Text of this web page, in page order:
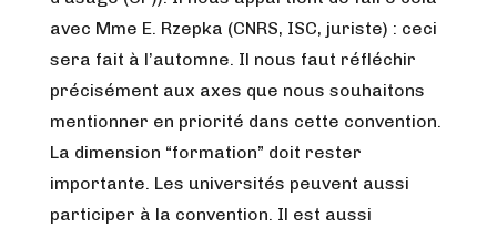
avec Mme E. Rzepka (CNRS, ISC, juriste) : ceci
sera fait à l’automne. Il nous faut réfléchir
précisément aux axes que nous souhaitons
mentionner en priorité dans cette convention.
La dimension “formation” doit rester
importante. Les universités peuvent aussi
participer à la convention. Il est aussi